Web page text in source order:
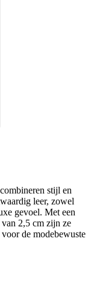
stijl en
leer, zowel
gevoel. Met een
2,5 cm zijn ze
de modebewuste